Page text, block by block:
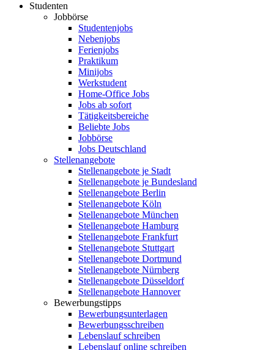
Studenten
Jobbörse
Studentenjobs
Nebenjobs
Ferienjobs
Praktikum
Minijobs
Werkstudent
Home-Office Jobs
Jobs ab sofort
Tätigkeitsbereiche
Beliebte Jobs
Jobbörse
Jobs Deutschland
Stellenangebote
Stellenangebote je Stadt
Stellenangebote je Bundesland
Stellenangebote Berlin
Stellenangebote Köln
Stellenangebote München
Stellenangebote Hamburg
Stellenangebote Frankfurt
Stellenangebote Stuttgart
Stellenangebote Dortmund
Stellenangebote Nürnberg
Stellenangebote Düsseldorf
Stellenangebote Hannover
Bewerbungstipps
Bewerbungsunterlagen
Bewerbungsschreiben
Lebenslauf schreiben
Lebenslauf online schreiben